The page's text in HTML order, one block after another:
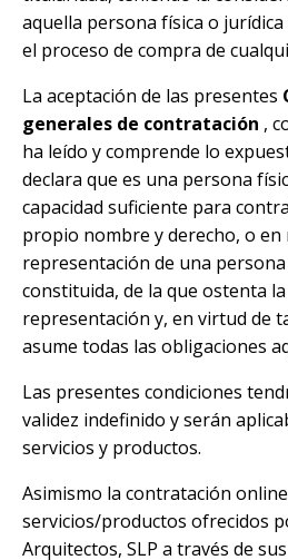
aquella persona física o
el proceso de compra de
La aceptación de las presentes
generales de contratación ,
ha leído y comprende lo
declara que es una persona
capacidad suficiente para
propio nombre y derecho, o en
representación de una
constituida, de la que ostenta
representación y, en virtud de
asume todas las obligaciones
Las presentes condiciones
validez indefinido y serán
servicios y productos.
Asimismo la contratación
servicios/productos ofrecidos
Arquitectos, SLP a través de